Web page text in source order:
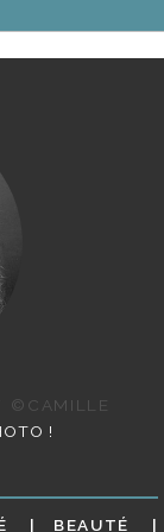
©CAMILLE
!
BEAUTÉ